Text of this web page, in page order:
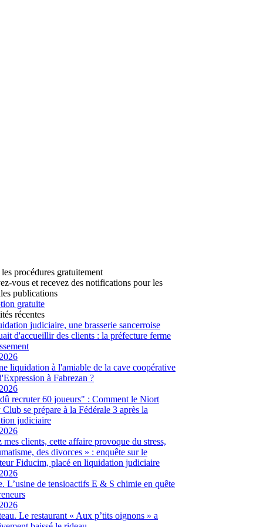
procédures gratuitement
vous et recevez des notifications pour les
publications
gratuite
récentes
judiciaire, une brasserie sancerroise
d'accueillir des clients : la préfecture ferme
liquidation à l'amiable de la cave coopérative
à Fabrezan ?
recruter 60 joueurs" : Comment le Niort
se prépare à la Fédérale 3 après la
judiciaire
mes clients, cette affaire provoque du stress,
des divorces » : enquête sur le
Fiducim, placé en liquidation judiciaire
L’usine de tensioactifs E & S chimie en quête
Le restaurant « Aux p’tits oignons » a